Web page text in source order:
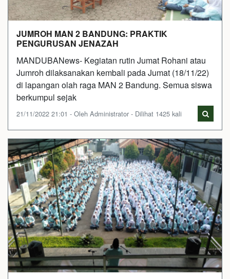
JUMROH MAN 2 BANDUNG: PRAKTIK
PENGURUSAN JENAZAH
MANDUBANews- Kegiatan rutin Jumat Rohani atau
Jumroh dilaksanakan kembali pada Jumat (18/11/22)
di lapangan olah raga MAN 2 Bandung. Semua siswa
berkumpul sejak
21/11/2022 21:01 - Oleh Administrator - Dilihat 1425 kali